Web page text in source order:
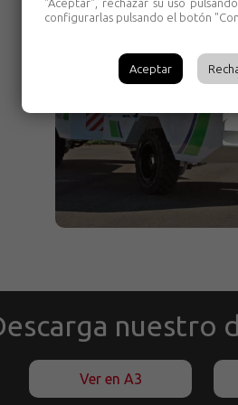
nuestro
Ver en A3
configurarlas pulsando el botón
Aceptar